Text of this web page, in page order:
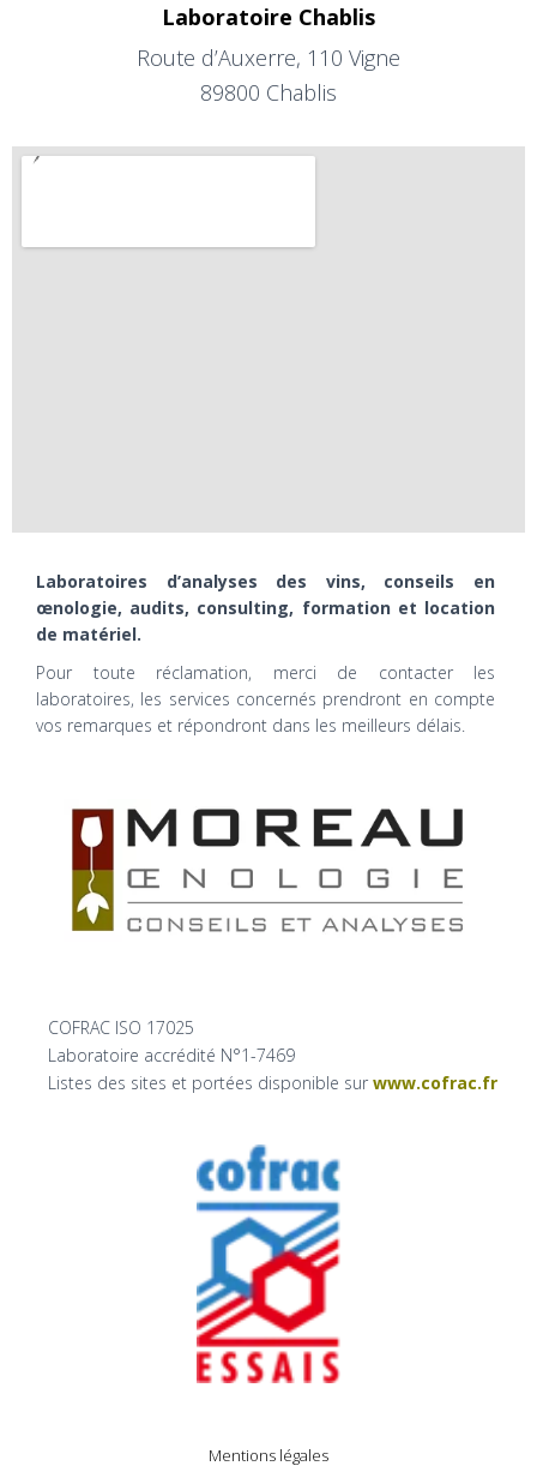
Laboratoire Chablis
Route d’Auxerre, 110 Vigne
89800 Chablis
Laboratoires d’analyses des vins, conseils en
œnologie, audits, consulting, formation et location
de matériel.
Pour toute réclamation, merci de contacter les
laboratoires, les services concernés prendront en compte
vos remarques et répondront dans les meilleurs délais.
COFRAC ISO 17025
Laboratoire accrédité N°1-7469
Listes des sites et portées disponible sur www.cofrac.fr
Mentions légales